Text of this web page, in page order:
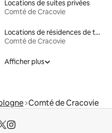
Locations de suites privées
Comté de Cracovie
Locations de résidences de tourisme
Comté de Cracovie
Afficher plus
Comté de Cracovie